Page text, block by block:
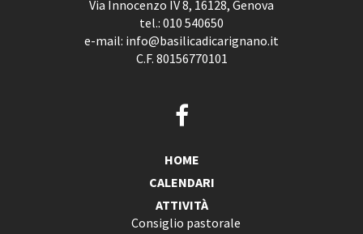
Via Innocenzo IV 8, 16128, Genova
tel.: 010 540650
e-mail: info@basilicadicarignano.it
C.F. 80156770101
HOME
CALENDARI
ATTIVITÀ
Consiglio pastorale